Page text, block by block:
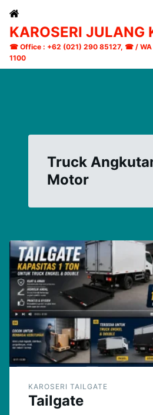
Skip
content
for:
KAROSERI JULANG
☎ Office : +62 (021) 290 85127, ☎ / WA
1100
Truck
Motor
KAROSERI TAILGATE
Tailgate